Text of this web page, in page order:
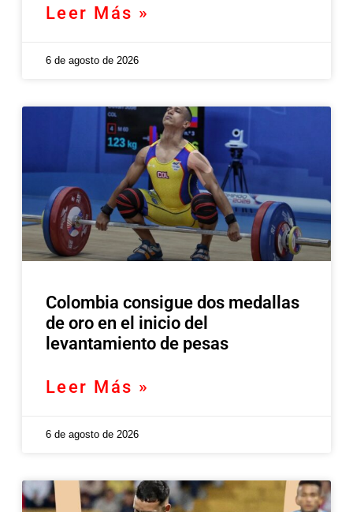
Leer Más »
6 de agosto de 2026
Colombia consigue dos medallas
de oro en el inicio del
levantamiento de pesas
Leer Más »
6 de agosto de 2026